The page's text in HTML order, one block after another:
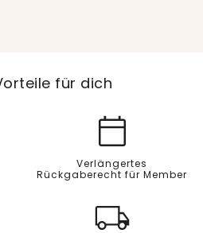
für dich
Verlängertes
Rückgaberecht für Member